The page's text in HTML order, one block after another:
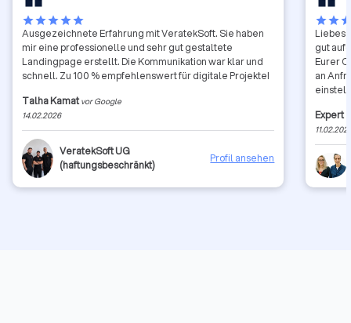
starstarstarstarstar
Ausgezeichnete Erfahrung mit VeratekSoft. Sie haben
mir eine professionelle und sehr gut gestaltete
Landingpage erstellt. Die Kommunikation war klar und
schnell. Zu 100 % empfehlenswert für digitale Projekte!
Talha Kamat vor Google
14.02.2026
VeratekSoft UG
(haftungsbeschränkt)
Profil ansehen
starstar
Liebes
gut
Eurer
an
Grüße
Expert